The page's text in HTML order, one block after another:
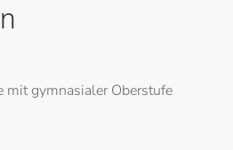
mit gymnasialer Oberstufe